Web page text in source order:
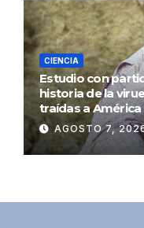
CIENCIA
Estudio con
historia de la
traídas a América
AGOSTO 7,